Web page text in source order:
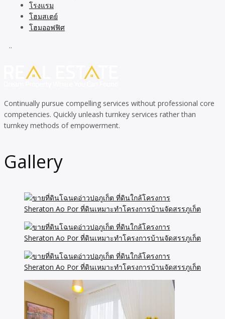
โรงแรม
โฮมสเตย์
โฮมออฟฟิศ
..
Continually pursue compelling services without professional core
competencies. Quickly unleash turnkey services rather than
turnkey methods of empowerment.
Gallery